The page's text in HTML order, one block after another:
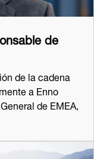
de
de la cadena
a Enno
de EMEA,